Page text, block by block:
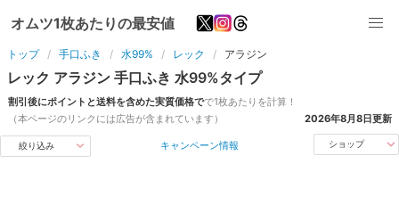
オムツ1枚あたりの最安値
トップ 手口ふき 水99% レック アラジン
レック アラジン 手口ふき 水99%タイプ
割引後にポイントと送料を含めた実質価格でで1枚あたりを計算！
（本ページのリンクには広告が含まれています）
2026年8月8日更新
絞り込み キャンペーン情報 ショップ